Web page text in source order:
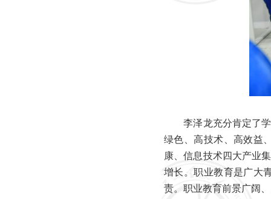
李泽龙充分肯定了学
绿色、高技术、高效益
康、信息技术四大产业
增长。职业教育是广大
责。职业教育前景广阔